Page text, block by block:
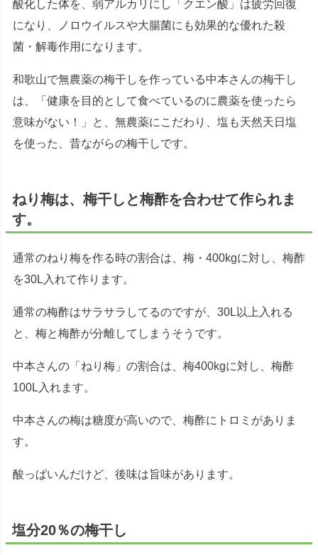
酸化した体を、弱アルカリにし「クエン酸」は疲労回復
になり、ノロウイルスや大腸菌にも効果的な優れた殺
菌・解毒作用になります。
和歌山で無農薬の梅干しを作っている中本さんの梅干し
は、「健康を目的として食べているのに農薬を使ったら
意味がない！」と、無農薬にこだわり、塩も天然天日塩
を使った、昔ながらの梅干しです。
ねり梅は、梅干しと梅酢を合わせて作られま
す。
通常のねり梅を作る時の割合は、梅・400kgに対し、梅酢
を30L入れて作ります。
通常の梅酢はサラサラしてるのですが、30L以上入れる
と、梅と梅酢が分離してしまうそうです。
中本さんの「ねり梅」の割合は、梅400kgに対し、梅酢
100L入れます。
中本さんの梅は糖度が高いので、梅酢にトロミがありま
す。
酸っぱいんだけど、後味は旨味があります。
塩分20％の梅干し